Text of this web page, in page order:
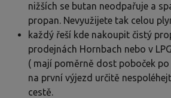
nižších se butan neodpařuje a
propan. Nevyužijete tak celou
každý řeší kde nakoupit čistý
prodejnách Hornbach nebo v
( mají poměrně dost poboček po
na první výjezd určitě
cestě.